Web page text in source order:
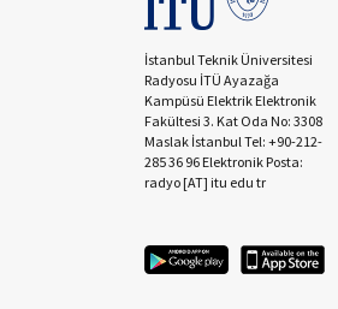
İstanbul Teknik Üniversitesi
Radyosu İTÜ Ayazağa
Kampüsü Elektrik Elektronik
Fakültesi 3. Kat Oda No: 3308
Maslak İstanbul Tel: +90-212-
285 36 96 Elektronik Posta:
radyo [AT] itu edu tr